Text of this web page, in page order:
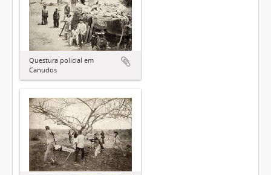
Questura policial em
Canudos